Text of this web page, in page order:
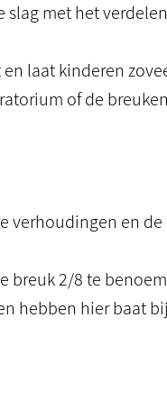
met het verdelen
laat kinderen
of de
verhoudingen en
2/8 te
hebben hier baat